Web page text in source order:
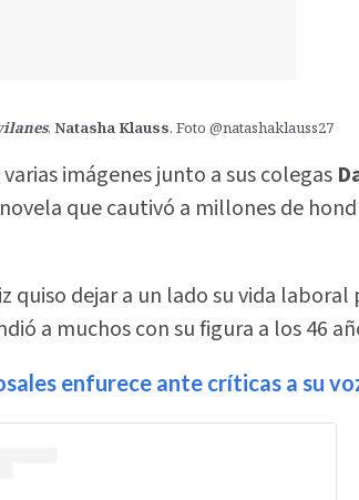
,Natasha Klauss. Foto @natashaklauss27
imágenes junto a sus colegas
que cautivó a millones de
quiso dejar a un lado su vida
a muchos con su figura a los 46
enfurece ante críticas a su